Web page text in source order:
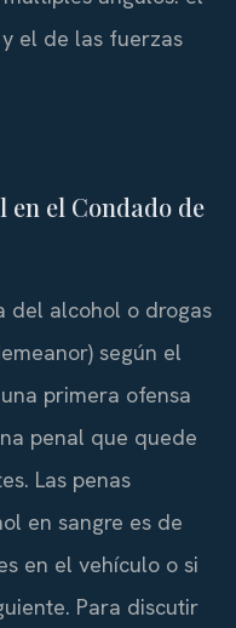
el de las fuerzas
en el Condado de
del alcohol o drogas
) según el
primera ofensa
penal que quede
Las penas
en sangre es de
en el vehículo o si
Para discutir